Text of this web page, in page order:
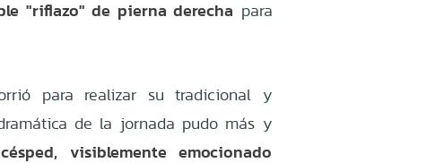
"riflazo" de pierna derecha para
para realizar su tradicional y
de la jornada pudo más y
visiblemente emocionado